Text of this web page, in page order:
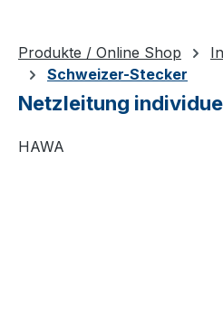
Produkte / Online Shop
Schweizer-Stecker
Netzleitung
HAWA